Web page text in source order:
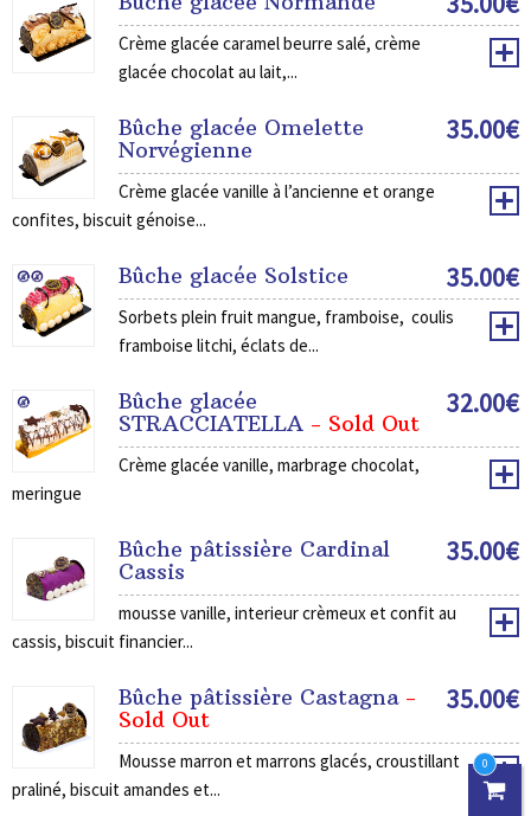
Crème glacée caramel beurre salé, crème
glacée chocolat au lait,...
Bûche glacée Omelette
Norvégienne
35.00€
Crème glacée vanille à l’ancienne et orange
confites, biscuit génoise...
Bûche glacée Solstice 35.00€
Sorbets plein fruit mangue, framboise, coulis
framboise litchi, éclats de...
Bûche glacée
STRACCIATELLA - Sold Out
32.00€
Crème glacée vanille, marbrage chocolat,
meringue
Bûche pâtissière Cardinal
Cassis
35.00€
mousse vanille, interieur crèmeux et confit au
cassis, biscuit financier...
Bûche pâtissière Castagna -
Sold Out
35.00€
Mousse marron et marrons glacés, croustillant
praliné, biscuit amandes et...
0